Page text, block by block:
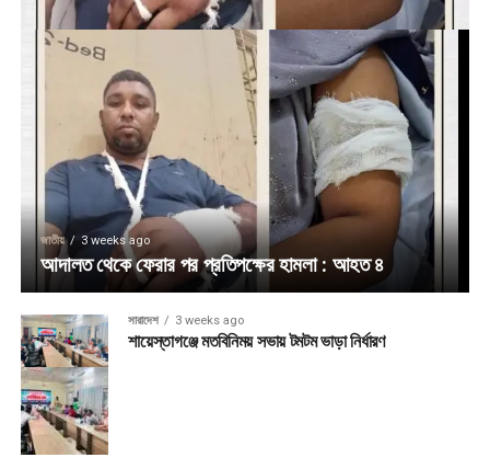
জাতীয় 3 weeks ago
আদালত থেকে ফেরার পর প্রতিপক্ষের হামলা : আহত ৪
সারাদেশ 3 weeks ago
শায়েস্তাগঞ্জে মতবিনিময় সভায় টমটম ভাড়া নির্ধারণ